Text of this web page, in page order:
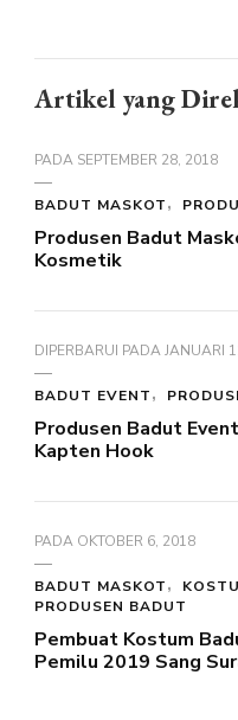
Artikel yang
PADA SEPTEMBER 28, 2018
BADUT MASKOT
Produsen Badut
Kosmetik
DIPERBARUI PADAJANUARI
BADUT EVENT
Produsen Badut
Kapten Hook
PADA OKTOBER 6, 2018
BADUT MASKOT
PRODUSEN BADUT
Pembuat Kostum
Pemilu 2019 Sang